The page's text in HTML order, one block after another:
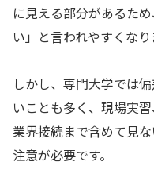
に見える部分があるた
い」と言われやすくなり
しかし、専門大学では
いことも多く、現場実
業界接続まで含めて見
注意が必要です。